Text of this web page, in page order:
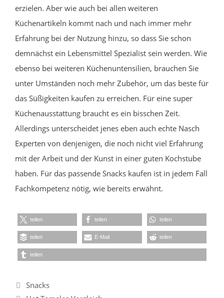
erzielen. Aber wie auch bei allen weiteren
Küchenartikeln kommt nach und nach immer mehr
Erfahrung bei der Nutzung hinzu, so dass Sie schon
demnächst ein Lebensmittel Spezialist sein werden. Wie
ebenso bei weiteren Küchenuntensilien, brauchen Sie
unter Umständen noch mehr Zubehör, um das beste für
das Süßigkeiten kaufen zu erreichen. Für eine super
Küchenausstattung braucht es ein bisschen Zeit.
Allerdings unterscheidet jenes eben auch echte Nasch
Experten von denjenigen, die noch nicht viel Erfahrung
mit der Arbeit und der Kunst in einer guten Kochstube
haben. Für das passende Snacks kaufen ist in jedem Fall
Fachkompetenz nötig, wie bereits erwähnt.
teilen teilen teilen
teilen E-Mail teilen
teilen
Kategorien
Snacks